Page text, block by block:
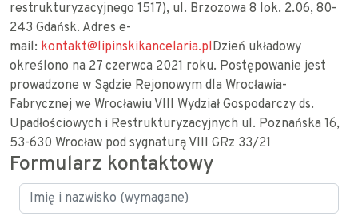
restrukturyzacyjnego 1517), ul. Brzozowa 8 lok. 2.06, 80-
243 Gdańsk. Adres e-
mail: kontakt@lipinskikancelaria.plDzień układowy
określono na 27 czerwca 2021 roku. Postępowanie jest
prowadzone w Sądzie Rejonowym dla Wrocławia-
Fabrycznej we Wrocławiu VIII Wydział Gospodarczy ds.
Upadłościowych i Restrukturyzacyjnych ul. Poznańska 16,
53-630 Wrocław pod sygnaturą VIII GRz 33/21
Formularz kontaktowy